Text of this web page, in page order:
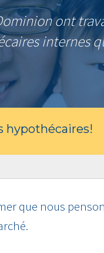
ont
internes
hypothécaires!
que nous